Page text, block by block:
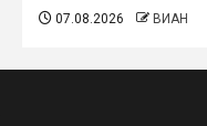
07.08.2026 ВИАН